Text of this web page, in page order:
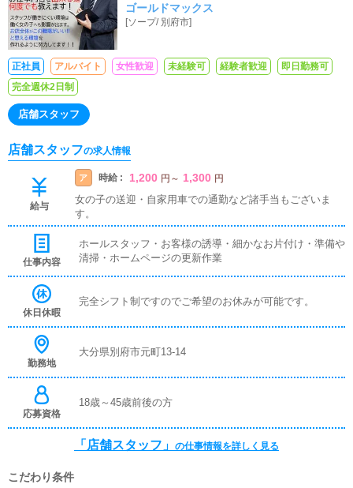
共に職場を作りましょう！！アルバイト
時給も『県内最高値1300円～可能！！』
しい先輩がご指導します♬
ゴールドマックス
[ソープ/ 別府市]
正社員 アルバイト 女性歓迎 未経験可 経験者歓迎
即日勤務可
完全週休2日制
店舗スタッフ
店舗スタッフの求人情報
給与
ア 時給 : 1,200 円 ～ 1,300 円
女の子の送迎・自家用車での通勤など諸手当もございま
す。
仕事内容
ホールスタッフ・お客様の誘導・細かなお片付け・準備や
清掃・ホームページの更新作業
休日休暇
完全シフト制ですのでご希望のお休みが可能です。
勤務地
大分県別府市元町13-14
応募資格
18歳～45歳前後の方
「店舗スタッフ」 の仕事情報を詳しく見る
こだわり条件